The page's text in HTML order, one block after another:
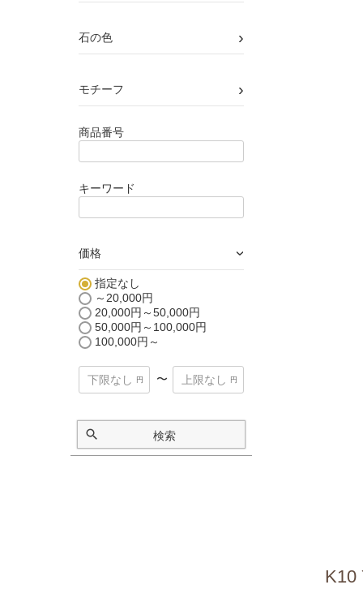
石の色 ›
モチーフ ›
商品番号
キーワード
価格 ›
指定なし
～20,000円
20,000円～50,000円
50,000円～100,000円
100,000円～
〜
検索
K10